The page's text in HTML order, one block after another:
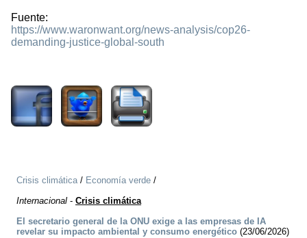
Fuente:
https://www.waronwant.org/news-analysis/cop26-
demanding-justice-global-south
Crisis climática/ Economía verde /
Internacional - Crisis climática
El secretario general de la ONU exige a las empresas de IA
revelar su impacto ambiental y consumo energético (23/06/2026)